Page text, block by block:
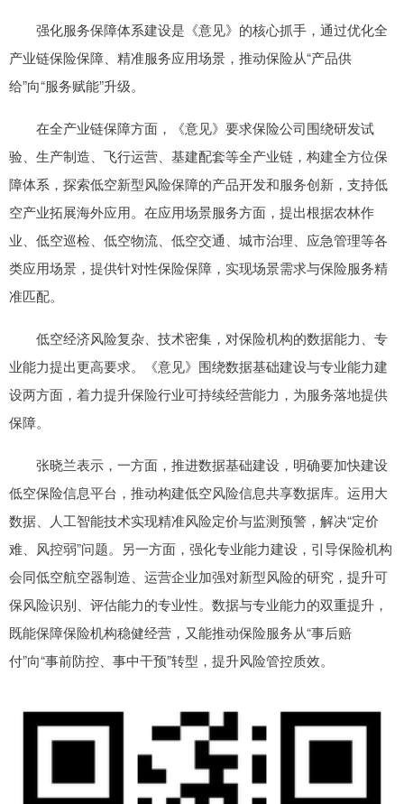
强化服务保障体系建设是《意见》的核心抓手，通过优化全
产业链保险保障、精准服务应用场景，推动保险从“产品供
给”向“服务赋能”升级。
在全产业链保障方面，《意见》要求保险公司围绕研发试
验、生产制造、飞行运营、基建配套等全产业链，构建全方位保
障体系，探索低空新型风险保障的产品开发和服务创新，支持低
空产业拓展海外应用。在应用场景服务方面，提出根据农林作
业、低空巡检、低空物流、低空交通、城市治理、应急管理等各
类应用场景，提供针对性保险保障，实现场景需求与保险服务精
准匹配。
低空经济风险复杂、技术密集，对保险机构的数据能力、专
业能力提出更高要求。《意见》围绕数据基础建设与专业能力建
设两方面，着力提升保险行业可持续经营能力，为服务落地提供
保障。
张晓兰表示，一方面，推进数据基础建设，明确要加快建设
低空保险信息平台，推动构建低空风险信息共享数据库。运用大
数据、人工智能技术实现精准风险定价与监测预警，解决“定价
难、风控弱”问题。另一方面，强化专业能力建设，引导保险机构
会同低空航空器制造、运营企业加强对新型风险的研究，提升可
保风险识别、评估能力的专业性。数据与专业能力的双重提升，
既能保障保险机构稳健经营，又能推动保险服务从“事后赔
付”向“事前防控、事中干预”转型，提升风险管控质效。